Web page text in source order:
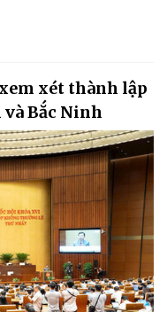
xét thành lập
Bắc Ninh